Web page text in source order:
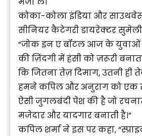
कोका-कोला इंडिया और
सीनियर कैटेगरी डायरेक्टर सुमेली
“जोक इन ए बॉटल आज के युवाओं
की ज़िंदगी में हंसी को ज़रूरी बनाता
कि जितना तेज़ दिमाग, उतनी ही
हमने कपिल और अनुराग को एक
ऐसी जुगलबंदी पेश की है जो
मजेदार और यादगार बनाती है।”
कपिल शर्मा ने इस पर कहा,